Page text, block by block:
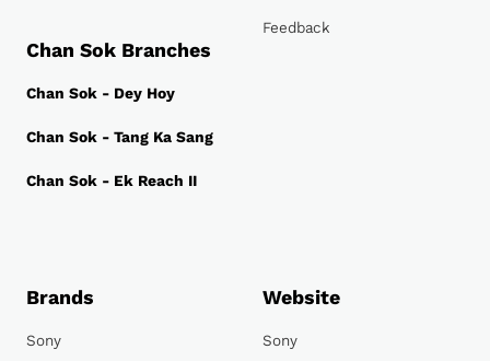
Chan Sok Branches
Chan Sok - Dey Hoy
Chan Sok - Tang Ka Sang
Chan Sok - Ek Reach II
Feedback
Brands
Sony
Website
Sony